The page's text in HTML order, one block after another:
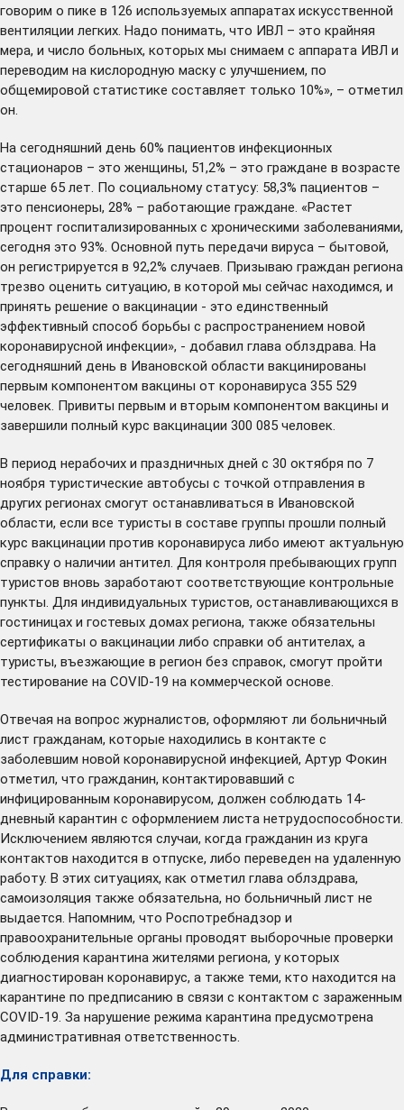
говорим о пике в 126 используемых аппаратах искусственной
вентиляции легких. Надо понимать, что ИВЛ – это крайняя
мера, и число больных, которых мы снимаем с аппарата ИВЛ и
переводим на кислородную маску с улучшением, по
общемировой статистике составляет только 10%», – отметил
он.
На сегодняшний день 60% пациентов инфекционных
стационаров – это женщины, 51,2% – это граждане в возрасте
старше 65 лет. По социальному статусу: 58,3% пациентов –
это пенсионеры, 28% – работающие граждане. «Растет
процент госпитализированных с хроническими заболеваниями,
сегодня это 93%. Основной путь передачи вируса – бытовой,
он регистрируется в 92,2% случаев. Призываю граждан региона
трезво оценить ситуацию, в которой мы сейчас находимся, и
принять решение о вакцинации - это единственный
эффективный способ борьбы с распространением новой
коронавирусной инфекции», - добавил глава облздрава. На
сегодняшний день в Ивановской области вакцинированы
первым компонентом вакцины от коронавируса 355 529
человек. Привиты первым и вторым компонентом вакцины и
завершили полный курс вакцинации 300 085 человек.
В период нерабочих и праздничных дней с 30 октября по 7
ноября туристические автобусы с точкой отправления в
других регионах смогут останавливаться в Ивановской
области, если все туристы в составе группы прошли полный
курс вакцинации против коронавируса либо имеют актуальную
справку о наличии антител. Для контроля пребывающих групп
туристов вновь заработают соответствующие контрольные
пункты. Для индивидуальных туристов, останавливающихся в
гостиницах и гостевых домах региона, также обязательны
сертификаты о вакцинации либо справки об антителах, а
туристы, въезжающие в регион без справок, смогут пройти
тестирование на COVID-19 на коммерческой основе.
Отвечая на вопрос журналистов, оформляют ли больничный
лист гражданам, которые находились в контакте с
заболевшим новой коронавирусной инфекцией, Артур Фокин
отметил, что гражданин, контактировавший с
инфицированным коронавирусом, должен соблюдать 14-
дневный карантин с оформлением листа нетрудоспособности.
Исключением являются случаи, когда гражданин из круга
контактов находится в отпуске, либо переведен на удаленную
работу. В этих ситуациях, как отметил глава облздрава,
самоизоляция также обязательна, но больничный лист не
выдается. Напомним, что Роспотребнадзор и
правоохранительные органы проводят выборочные проверки
соблюдения карантина жителями региона, у которых
диагностирован коронавирус, а также теми, кто находится на
карантине по предписанию в связи с контактом с зараженным
СOVID-19. За нарушение режима карантина предусмотрена
административная ответственность.
Для справки: